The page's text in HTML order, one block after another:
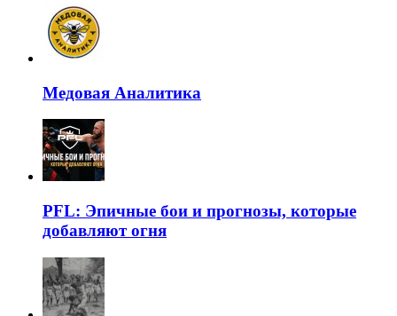
Медовая Аналитика
PFL: Эпичные бои и прогнозы, которые
добавляют огня